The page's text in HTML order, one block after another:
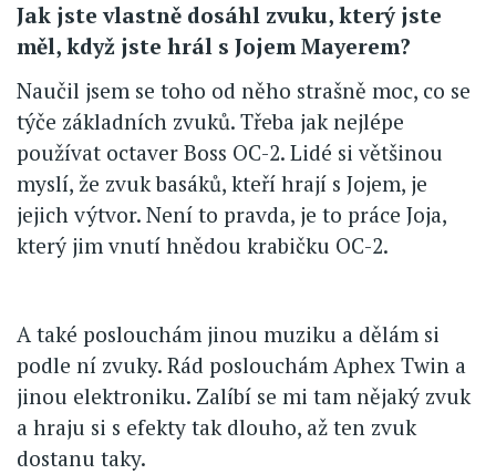
Jak jste vlastně dosáhl zvuku, který jste
měl, když jste hrál s Jojem Mayerem?
Naučil jsem se toho od něho strašně moc, co se
týče základních zvuků. Třeba jak nejlépe
používat octaver Boss OC-2. Lidé si většinou
myslí, že zvuk basáků, kteří hrají s Jojem, je
jejich výtvor. Není to pravda, je to práce Joja,
který jim vnutí hnědou krabičku OC-2.
A také poslouchám jinou muziku a dělám si
podle ní zvuky. Rád poslouchám Aphex Twin a
jinou elektroniku. Zalíbí se mi tam nějaký zvuk
a hraju si s efekty tak dlouho, až ten zvuk
dostanu taky.